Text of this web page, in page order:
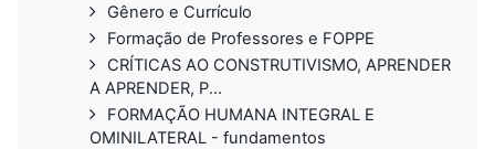
Gênero e Currículo
Formação de Professores e FOPPE
CRÍTICAS AO CONSTRUTIVISMO, APRENDER
A APRENDER, P...
FORMAÇÃO HUMANA INTEGRAL E
OMINILATERAL - fundamentos